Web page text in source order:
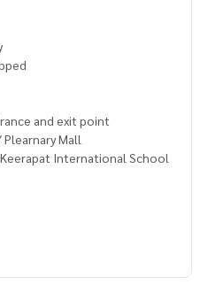
and exit point
Mall
International School